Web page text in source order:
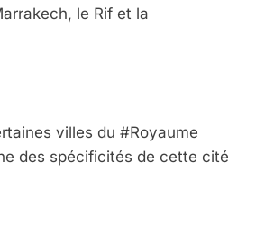
le Rif et la
villes du #Royaume
des spécificités de cette cité